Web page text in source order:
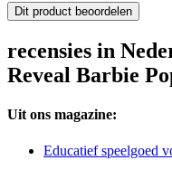
Dit product beoordelen
recensies in
Reveal Barbie
Uit ons magazine:
Educatief speelgoed